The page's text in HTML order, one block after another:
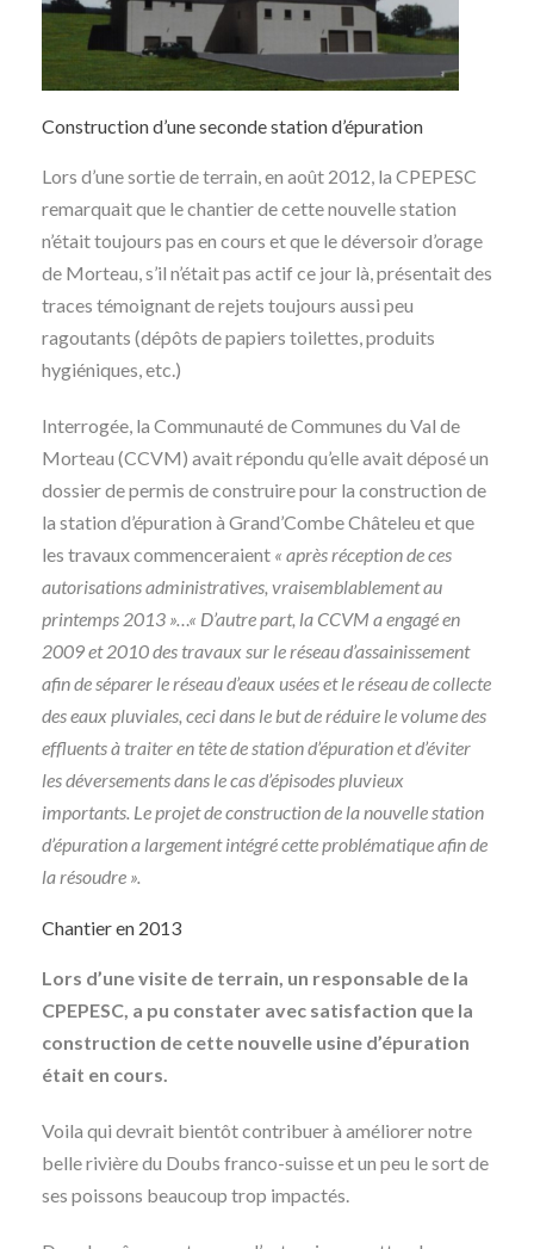
Construction d’une seconde station d’épuration
Lors d’une sortie de terrain, en août 2012, la CPEPESC
remarquait que le chantier de cette nouvelle station
n’était toujours pas en cours et que le déversoir d’orage
de Morteau, s’il n’était pas actif ce jour là, présentait des
traces témoignant de rejets toujours aussi peu
ragoutants (dépôts de papiers toilettes, produits
hygiéniques, etc.)
Interrogée, la Communauté de Communes du Val de
Morteau (CCVM) avait répondu qu’elle avait déposé un
dossier de permis de construire pour la construction de
la station d’épuration à Grand’Combe Châteleu et que
les travaux commenceraient « après réception de ces
autorisations administratives, vraisemblablement au
printemps 2013 »…« D’autre part, la CCVM a engagé en
2009 et 2010 des travaux sur le réseau d’assainissement
afin de séparer le réseau d’eaux usées et le réseau de collecte
des eaux pluviales, ceci dans le but de réduire le volume des
effluents à traiter en tête de station d’épuration et d’éviter
les déversements dans le cas d’épisodes pluvieux
importants. Le projet de construction de la nouvelle station
d’épuration a largement intégré cette problématique afin de
la résoudre ».
Chantier en 2013
Lors d’une visite de terrain, un responsable de la
CPEPESC, a pu constater avec satisfaction que la
construction de cette nouvelle usine d’épuration
était en cours.
Voila qui devrait bientôt contribuer à améliorer notre
belle rivière du Doubs franco-suisse et un peu le sort de
ses poissons beaucoup trop impactés.